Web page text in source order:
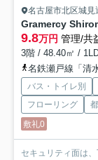
名古屋市北区城見
Gramercy
9.8万円 管理/共
3階 / 48.40㎡ /
名鉄瀬戸線「清
バス・トイレ別
フローリング
敷礼0
セキュリティ面は